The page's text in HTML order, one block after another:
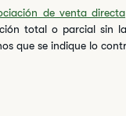
de venta directa
total o parcial sin
que se indique lo